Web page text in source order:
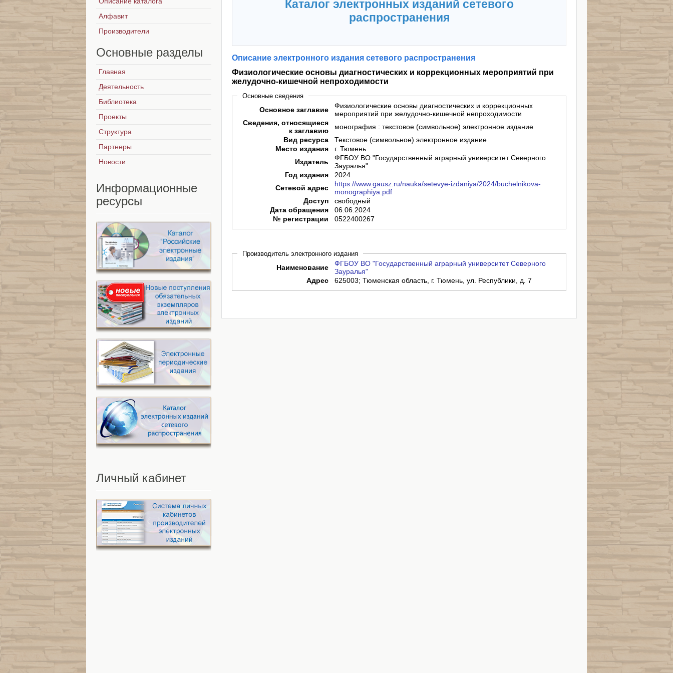
Каталог электронных изданий сетевого
распространения
Описание электронного издания сетевого распространения
Физиологические основы диагностических и коррекционных мероприятий при
желудочно-кишечной непроходимости
Основные сведения
Основное заглавие
Физиологические основы диагностических и коррекционных
мероприятий при желудочно-кишечной непроходимости
Сведения, относящиеся
к заглавию
монография : текстовое (символьное) электронное издание
Вид ресурса
Текстовое (символьное) электронное издание
Место издания
г. Тюмень
Издатель
ФГБОУ ВО "Государственный аграрный университет Северного
Зауралья"
Год издания
2024
Сетевой адрес
https://www.gausz.ru/nauka/setevye-izdaniya/2024/buchelnikova-
monographiya.pdf
Доступ
свободный
Дата обращения
06.06.2024
№ регистрации
0522400267
Производитель электронного издания
Наименование
ФГБОУ ВО "Государственный аграрный университет Северного
Зауралья"
Адрес
625003; Тюменская область, г. Тюмень, ул. Республики, д. 7
Алфавит
Производители
Основные разделы
Главная
Деятельность
Библиотека
Проекты
Структура
Партнеры
Новости
Информационные
ресурсы
Личный кабинет